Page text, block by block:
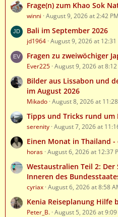
Frage(n) zum Khao Sok
winni August 9, 2026 at 2:42 PM
Bali im September 2026
jd1964 August 9, 2026 at 12:31
Fragen zu zweiwöchiger
Ever225 August 9, 2026 at
Bilder aus Lissabon und
im August 2026
Mikado August 8, 2026 at
Tipps und Tricks rund
serenity August 7, 2026 at
Einen Monat in Thailand
horas August 6, 2026 at 12:37
Westaustralien Teil 2: Der
Inneren des
cyriax August 6, 2026 at 8:58
Kenia Reiseplanung Hilfe
Peter_B. August 5, 2026 at